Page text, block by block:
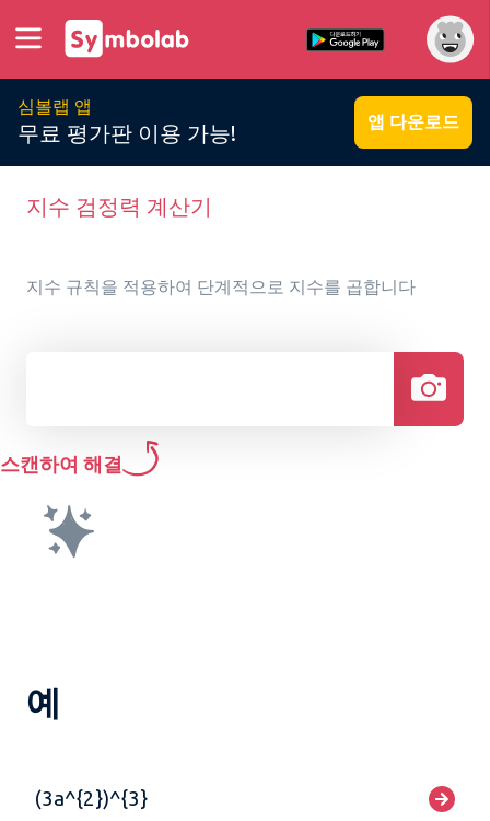
심볼랩 앱
무료 평가판 이용 가능! 앱 다운로드
지수 검정력 계산기
지수 규칙을 적용하여 단계적으로 지수를 곱합니다
스캔하여 해결
예
(3a^{2})^{3}